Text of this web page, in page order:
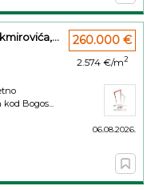
Bogos...
260.000 €
2.574 €/m2
06.08.2026.